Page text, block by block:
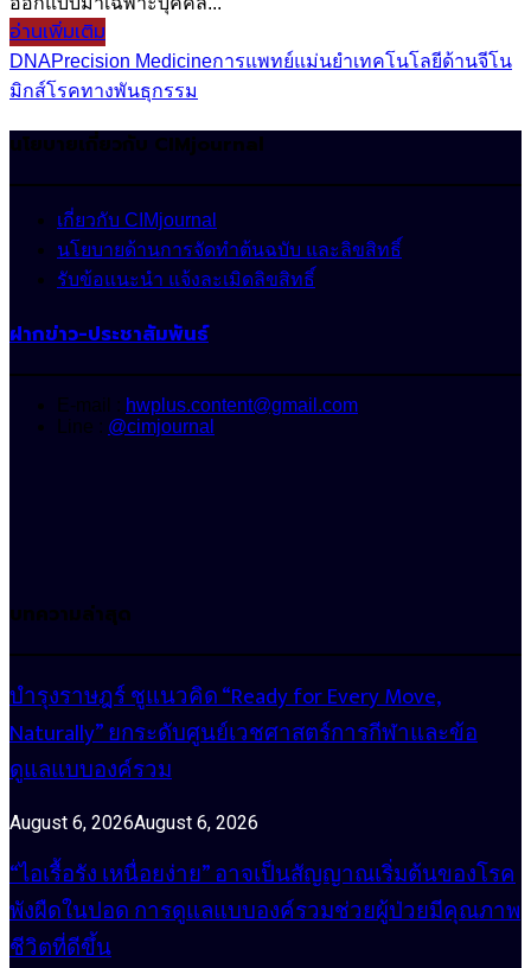
อ่านเพิ่มเติม
DNAPrecision Medicineการแพทย์แม่นยำเทคโนโลยีด้านจีโน
มิกส์โรคทางพันธุกรรม
นโยบายเกี่ยวกับ CIMjournal
เกี่ยวกับ CIMjournal
นโยบายด้านการจัดทำต้นฉบับ และลิขสิทธิ์
รับข้อแนะนำ แจ้งละเมิดลิขสิทธิ์
ฝากข่าว-ประชาสัมพันธ์
E-mail : hwplus.content@gmail.com
Line : @cimjournal
บทความล่าสุด
บำรุงราษฎร์ ชูแนวคิด “Ready for Every Move,
Naturally” ยกระดับศูนย์เวชศาสตร์การกีฬาและข้อ
ดูแลแบบองค์รวม
August 6, 2026August 6, 2026
“ไอเรื้อรัง เหนื่อยง่าย” อาจเป็นสัญญาณเริ่มต้นของโรค
พังผืดในปอด การดูแลแบบองค์รวมช่วยผู้ป่วยมีคุณภาพ
ชีวิตที่ดีขึ้น